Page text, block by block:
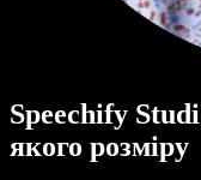
Speechify
якого розміру